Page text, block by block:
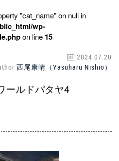
"cat_name" on null in
wp-
on line 15
2024.07.20
西尾康晴（Yasuharu Nishio）
ールドパタヤ4